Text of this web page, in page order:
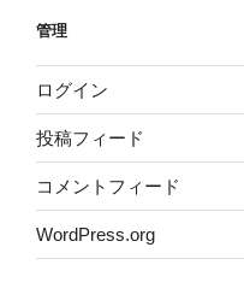
管理
ログイン
投稿フィード
コメントフィード
WordPress.org